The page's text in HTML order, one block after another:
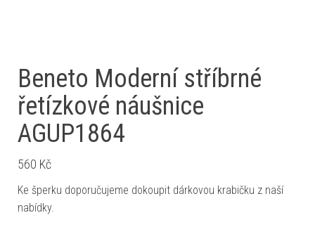
Beneto Moderní stříbrné
řetízkové náušnice
AGUP1864
560 Kč
Ke šperku doporučujeme dokoupit dárkovou krabičku z naší
nabídky.